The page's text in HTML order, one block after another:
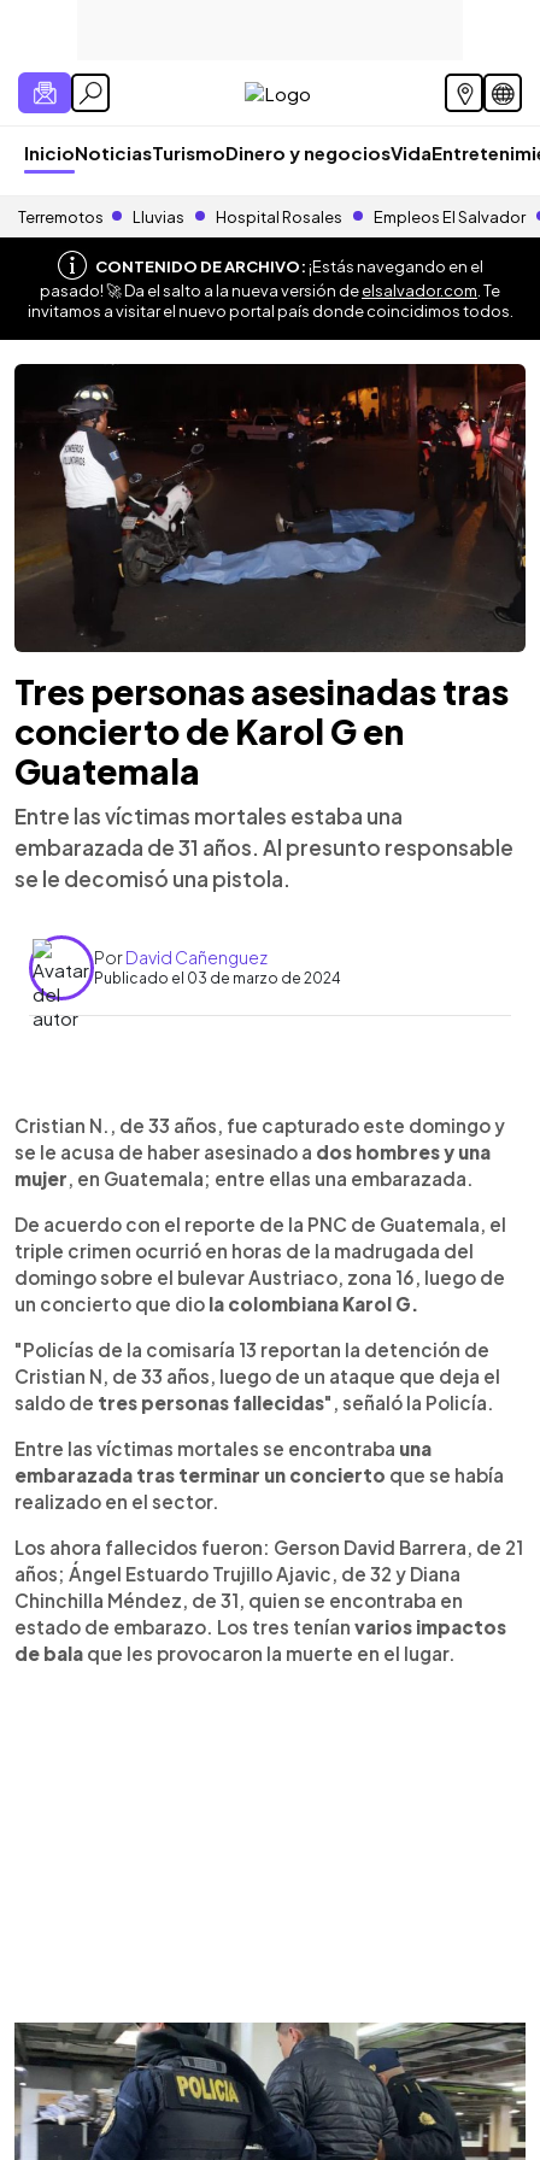
InicioNoticiasTurismoDinero y negociosVida
Terremotos Lluvias Hospital Rosales Empleos El Salvador
CONTENIDO DE ARCHIVO:¡Estás navegando en el
pasado! 🚀 Da el salto a la nueva versión deelsalvador.com . Te
invitamos a visitar el nuevo portal país donde coincidimos todos.
Tres personas asesinadas tras
concierto de Karol G en
Guatemala
Entre las víctimas mortales estaba una
embarazada de 31 años. Al presunto responsable
se le decomisó una pistola.
PorDavid Cañenguez
Publicado el 03 de marzo de 2024
► Escuchar artículo
Cristian N., de 33 años, fue capturado este domingo y
se le acusa de haber asesinado a dos hombres y una
mujer , en Guatemala; entre ellas una embarazada.
De acuerdo con el reporte de la PNC de Guatemala, el
triple crimen ocurrió en horas de la madrugada del
domingo sobre el bulevar Austriaco, zona 16, luego de
un concierto que dio la colombiana Karol G.
"Policías de la comisaría 13 reportan la detención de
Cristian N, de 33 años, luego de un ataque que deja el
saldo de tres personas fallecidas", señaló la Policía.
Entre las víctimas mortales se encontraba una
embarazada tras terminar un concierto que se había
realizado en el sector.
Los ahora fallecidos fueron: Gerson David Barrera, de 21
años; Ángel Estuardo Trujillo Ajavic, de 32 y Diana
Chinchilla Méndez, de 31, quien se encontraba en
estado de embarazo. Los tres tenían varios impactos
de bala que les provocaron la muerte en el lugar.